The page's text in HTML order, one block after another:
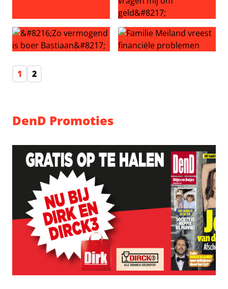
Dit verzweeg Wesley Sneijder in zijn boek
Johan onthult: ‘BN’ers
1
2
DenD Promoties